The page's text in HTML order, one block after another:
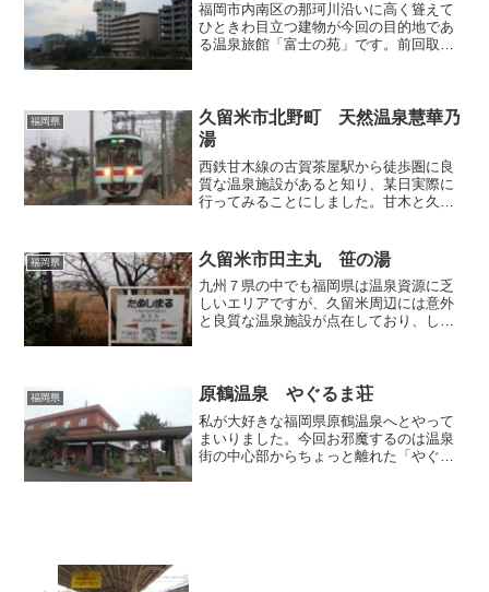
福岡市内南区の那珂川沿いに高く聳えて
ひときわ目立つ建物が今回の目的地であ
る温泉旅館「富士の苑」です。前回取り
り抜けてロビーへ向かおう...
福岡県
久留米市北野町 天然温泉慧華乃
湯
西鉄甘木線の古賀茶屋駅から徒歩圏に良
質な温泉施設があると知り、某日実際に
行ってみることにしました。甘木と久留
ます。1面1線の古賀茶屋駅は、典型的な
ローカル駅でありなが...
福岡県 久留米市田主丸 笹の湯
九州７県の中でも福岡県は温泉資源に乏
しいエリアですが、久留米周辺には意外
と良質な温泉施設が点在しており、しか
ばすことにしています。今...
福岡県 原鶴温泉 やぐるま荘
私が大好きな福岡県原鶴温泉へとやって
まいりました。今回お邪魔するのは温泉
街の中心部からちょっと離れた「やぐる